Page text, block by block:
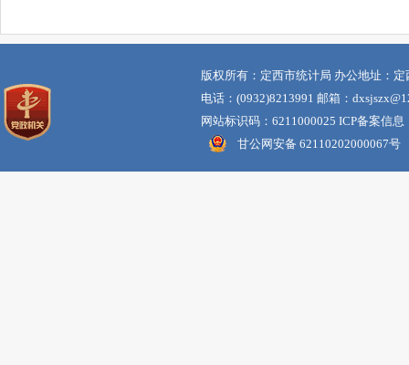
版权所有：定西市统计局 办公地址：
电话：(0932)8213991 邮箱：
网站标识码：6211000025 ICP备案信息
甘公网安备 62110202000067号